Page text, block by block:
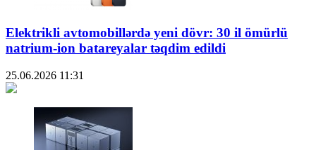
Elektrikli avtomobillərdə yeni dövr: 30 il ömürlü
natrium-ion batareyalar təqdim edildi
25.06.2026 11:31